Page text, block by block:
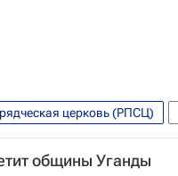
церковь (РПСЦ)
общины Уганды